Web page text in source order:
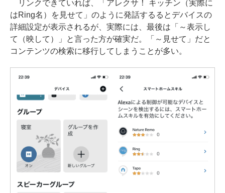
リンクできていれば、「アレクサ！ キッチン（実際に
はRing名）を見せて」のように発話するるとデバイスの
詳細設定が表示されるが、実際には、最後は「～表示し
て（映して）」と言った方が確実だ。「～見せて」だと
コンテンツの検索に移行してしまうことが多い。